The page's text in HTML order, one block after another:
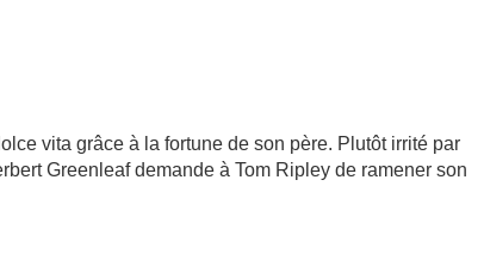
vita grâce à la fortune de son père. Plutôt irrité par
Greenleaf demande à Tom Ripley de ramener son